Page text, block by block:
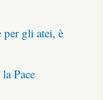
per gli atei, è
Pace